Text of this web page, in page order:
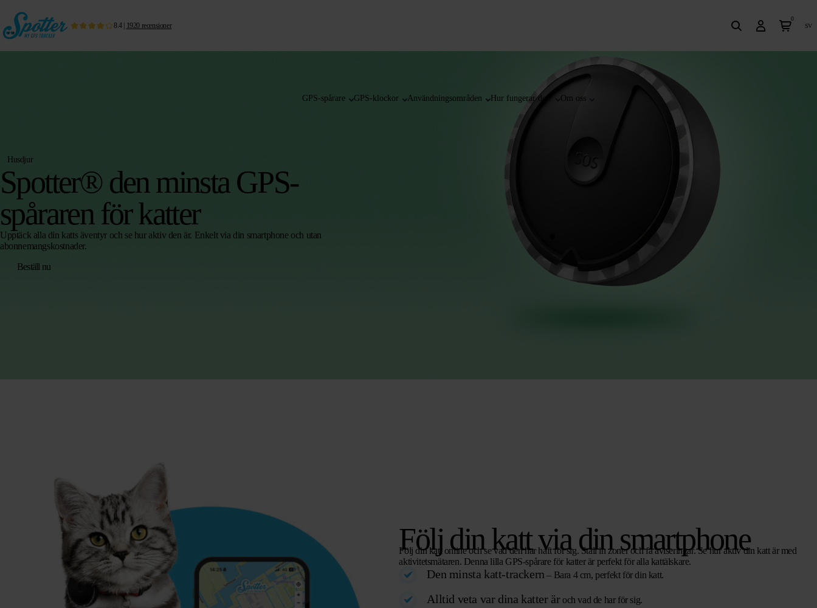
8.4| 1920 recensioner
GPS-spårare GPS-klockor Användningsområden Hur fungerar det? Om oss
0
sv
Husdjur
Spotter® den minsta GPS-
spåraren för katter
Upptäck alla din katts äventyr och se hur aktiv den är. Enkelt via din smartphone och utan
abonnemangskostnader.
Beställ nu
Följ din katt via din smartphone
Följ din katt online och se vad den har haft för sig. Ställ in zoner och få aviseringar. Se hur aktiv din katt är med
aktivitetsmätaren. Denna lilla GPS-spårare för katter är perfekt för alla kattälskare.
Den minsta katt-trackern – Bara 4 cm, perfekt för din katt.
Alltid veta var dina katter äroch vad de har för sig.